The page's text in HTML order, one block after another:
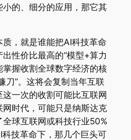
的、细分的应用，那它其
，就是谁能把AI科技革命
性价比最高的“模型+算力
掌握收割全球数字经济的核
刀”。这将会复制当年互联
一次的收割可能比互联网
时代，可能只是纳斯达克
球互联网或科技行业50%
技革命下，那几个巨头可